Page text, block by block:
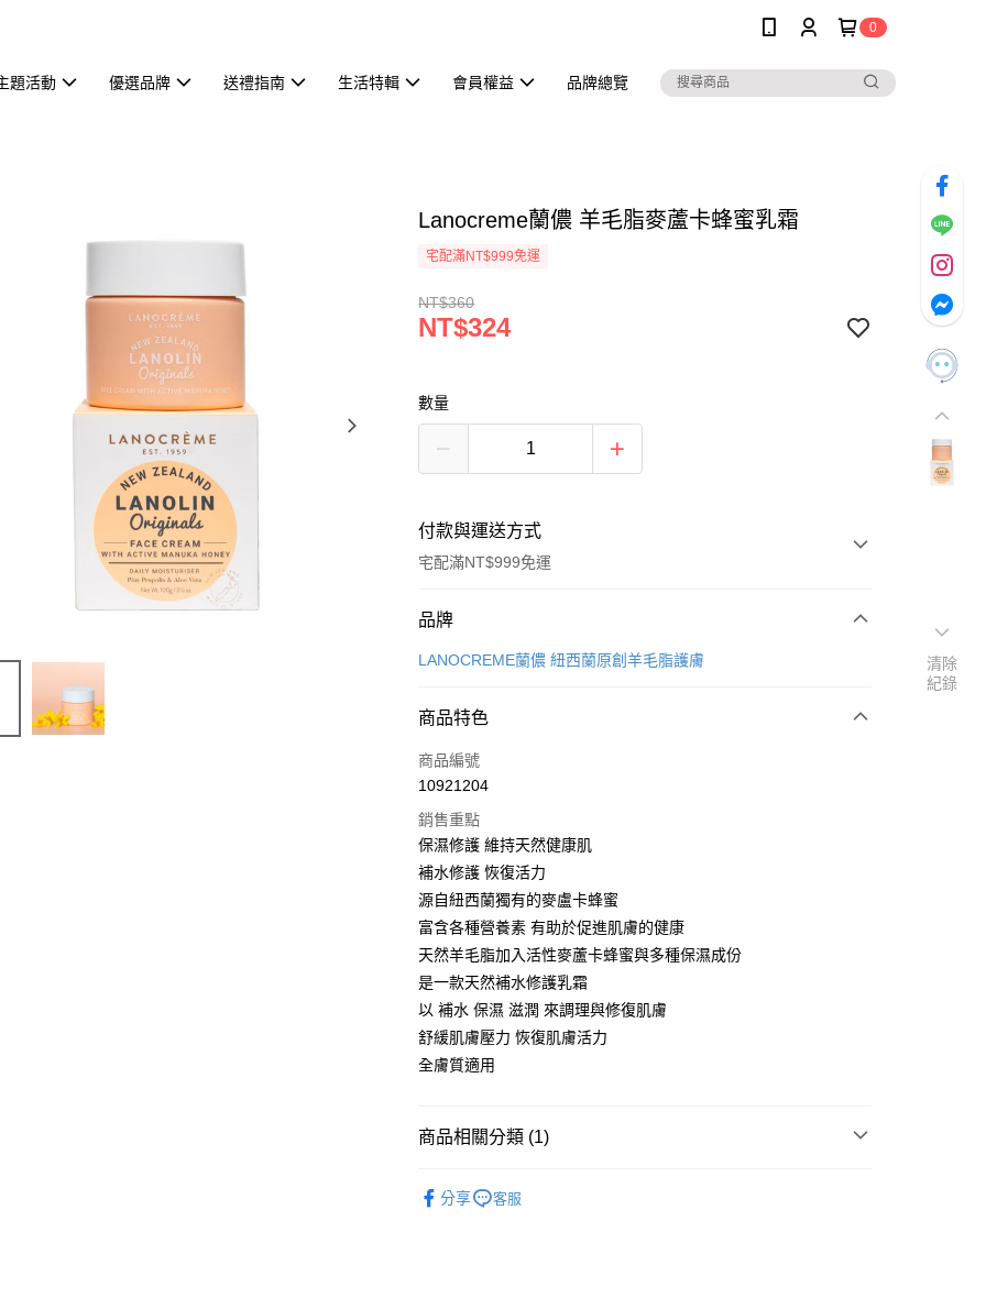
0
題活動 優選品牌 送禮指南 生活特輯 會員權益 品牌總覽
Lanocreme蘭儂 羊毛脂麥蘆卡蜂蜜乳霜
宅配滿NT$999免運
NT$360
NT$324
數量
付款與運送方式
宅配滿NT$999免運
付款方式
信用卡一次付款
合作金庫商業銀行
華南商業銀行
上海商業儲蓄銀行
國泰世華商業銀行
臺灣中小企業銀行
聯邦商業銀行
元大商業銀行
永豐商業銀行
玉山商業銀行
星展（台灣）商業銀行
台新國際商業銀行
台灣樂天信用卡公司
LINE Pay
Apple Pay
悠遊付
Google Pay
ATM付款
運送方式
品牌
LANOCREME蘭儂 紐西蘭原創羊毛脂護膚
商品特色
商品編號
10921204
銷售重點
保濕修護 維持天然健康肌
補水修護 恢復活力
源自紐西蘭獨有的麥盧卡蜂蜜
富含各種營養素 有助於促進肌膚的健康
天然羊毛脂加入活性麥蘆卡蜂蜜與多種保濕成份
是一款天然補水修護乳霜
以 補水 保濕 滋潤 來調理與修復肌膚
舒緩肌膚壓力 恢復肌膚活力
全膚質適用
商品相關分類 (1)
分享
客服
清除
紀錄